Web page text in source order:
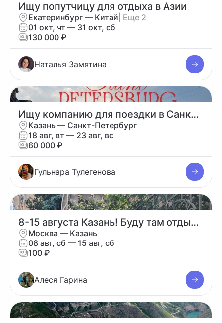
Ищу попутчицу для отдыха в Азии
Екатеринбург — Китай | Еще 2
01 окт, чт — 31 окт, сб
130 000 ₽
Наталья Замятина
Ищу компанию для поездки в Санкт-Петербург на несколько дней
Казань — Санкт-Петербург
18 авг, вт — 23 авг, вс
60 000 ₽
Гульнара Тулегенова
8-15 августа Казань! Буду там отдыхать. Может кто-то составит компанию
Москва — Казань
08 авг, сб — 15 авг, сб
100 ₽
Алеся Гарина